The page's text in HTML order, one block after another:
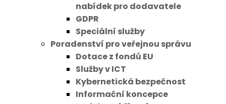
nabídek pro dodavatele
GDPR
Speciální služby
Poradenství pro veřejnou správu
Dotace z fondů EU
Služby v ICT
Kybernetická bezpečnost
Informační koncepce